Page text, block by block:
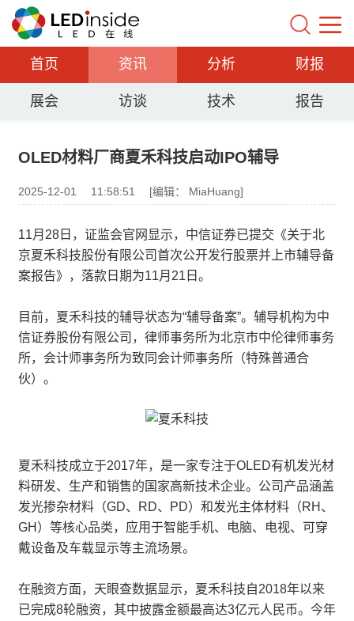
首页 资讯 分析 财报
展会 访谈 技术 报告
OLED材料厂商夏禾科技启动IPO辅导
2025-12-01 11:58:51 [编辑： MiaHuang]
11月28日，证监会官网显示，中信证券已提交《关于北
京夏禾科技股份有限公司首次公开发行股票并上市辅导备
案报告》，落款日期为11月21日。
目前，夏禾科技的辅导状态为“辅导备案”。辅导机构为中
信证券股份有限公司，律师事务所为北京市中伦律师事务
所，会计师事务所为致同会计师事务所（特殊普通合
伙）。
夏禾科技成立于2017年，是一家专注于OLED有机发光材
料研发、生产和销售的国家高新技术企业。公司产品涵盖
发光掺杂材料（GD、RD、PD）和发光主体材料（RH、
GH）等核心品类，应用于智能手机、电脑、电视、可穿
戴设备及车载显示等主流场景。
在融资方面，天眼查数据显示，夏禾科技自2018年以来
已完成8轮融资，其中披露金额最高达3亿元人民币。今年